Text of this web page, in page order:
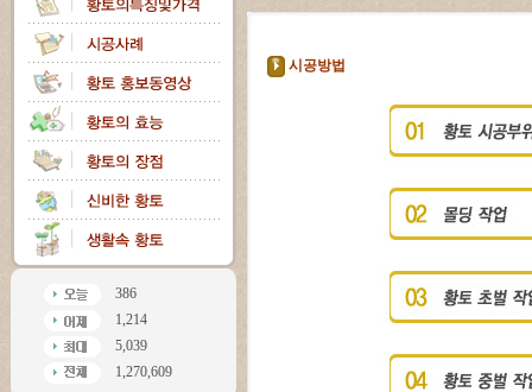
386
1,214
5,039
1,270,609
시공방법